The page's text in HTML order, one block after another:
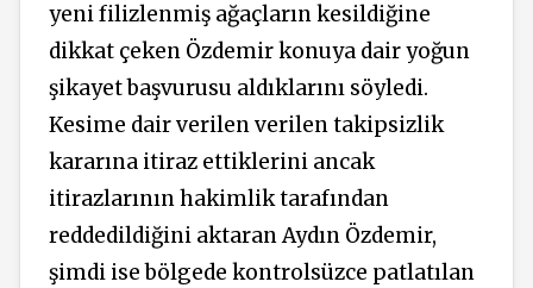
yeni filizlenmiş ağaçların kesildiğine
dikkat çeken Özdemir konuya dair yoğun
şikayet başvurusu aldıklarını söyledi.
Kesime dair verilen verilen takipsizlik
kararına itiraz ettiklerini ancak
itirazlarının hakimlik tarafından
reddedildiğini aktaran Aydın Özdemir,
şimdi ise bölgede kontrolsüzce patlatılan